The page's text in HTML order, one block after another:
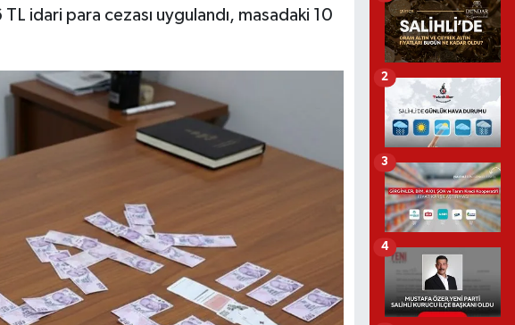
idari para cezası uygulandı, masadaki 10
2
3
4